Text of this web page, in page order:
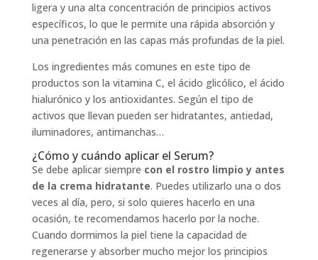
ligera y una alta concentración de principios activos
específicos, lo que le permite una rápida absorción y
una penetración en las capas más profundas de la piel.
Los ingredientes más comunes en este tipo de
productos son la vitamina C, el ácido glicólico, el ácido
hialurónico y los antioxidantes. Según el tipo de
activos que llevan pueden ser hidratantes, antiedad,
iluminadores, antimanchas…
¿Cómo y cuándo aplicar el Serum?
Se debe aplicar siempre con el rostro limpio y antes
de la crema hidratante. Puedes utilizarlo una o dos
veces al día, pero, si solo quieres hacerlo en una
ocasión, te recomendamos hacerlo por la noche.
Cuando dormimos la piel tiene la capacidad de
regenerarse y absorber mucho mejor los principios